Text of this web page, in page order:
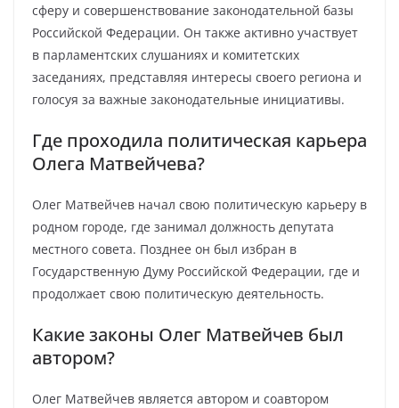
сферу и совершенствование законодательной базы
Российской Федерации. Он также активно участвует
в парламентских слушаниях и комитетских
заседаниях, представляя интересы своего региона и
голосуя за важные законодательные инициативы.
Где проходила политическая карьера
Олега Матвейчева?
Олег Матвейчев начал свою политическую карьеру в
родном городе, где занимал должность депутата
местного совета. Позднее он был избран в
Государственную Думу Российской Федерации, где и
продолжает свою политическую деятельность.
Какие законы Олег Матвейчев был
автором?
Олег Матвейчев является автором и соавтором